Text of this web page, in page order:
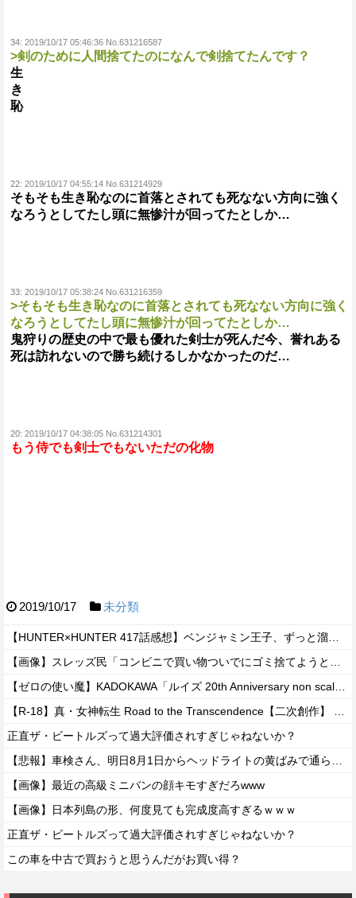
34: 2019/10/17 05:46:36 No.631216587
>剣のために人間捨てたのになんで剣捨てたんです？
生
き
恥
22: 2019/10/17 04:55:14 No.631214929
そもそも生き恥なのに首落とされても死なない方向に強く
なろうとしてたし頭に無惨汁が回ってたとしか…
33: 2019/10/17 05:38:24 No.631216359
>そもそも生き恥なのに首落とされても死なない方向に強く
なろうとしてたし頭に無惨汁が回ってたとしか…
鬼狩りの歴史の中で最も優れた剣士が死んだ今、誉れある
死は訪れないので勝ち続けるしかなかったのだ…
20: 2019/10/17 04:38:05 No.631214301
もう侍でも剣士でもないただの化物
2019/10/17 未分類
正直ザ・ビートルズって過大評価されすぎじゃねないか？
【画像】最近の高級ミニバンの顔キモすぎだろwww
【画像】日本列島の形、何度見ても完成度高すぎるｗｗｗ
正直ザ・ビートルズって過大評価されすぎじゃねないか？
この車を中古で買おうと思うんだがお買い得？